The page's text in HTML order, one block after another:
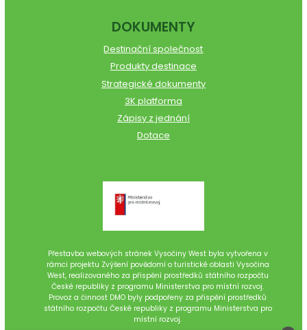
DOKUMENTY
Destinační společnost
Produkty destinace
Strategické dokumenty
3K platforma
Zápisy z jednání
Dotace
Přestavba webových stránek Vysočiny West byla vytvořena v
rámci projektu Zvýšení povědomí o turistické oblasti Vysočina
West, realizovaného za přispění prostředků státního rozpočtu
České republiky z programu Ministerstva pro místní rozvoj.
Provoz a činnost DMO byly podpořeny za přispění prostředků
státního rozpočtu České republiky z programu Ministerstva pro
místní rozvoj.